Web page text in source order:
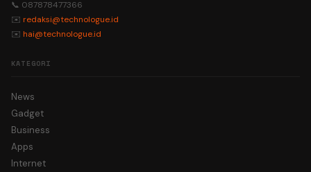
📞 087878477366
✉️ redaksi@technologue.id
✉️ hai@technologue.id
KATEGORI
News
Gadget
Business
Apps
Internet